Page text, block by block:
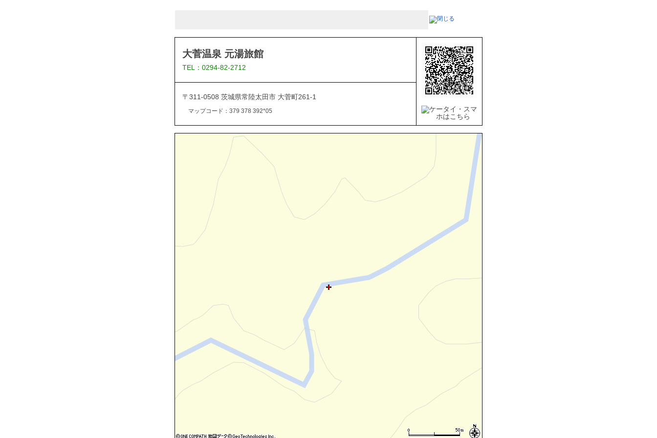
大菅温泉 元湯旅館
TEL：0294-82-2712
〒311-0508 茨城県常陸太田市 大菅町261-1
マップコード：379 378 392*05